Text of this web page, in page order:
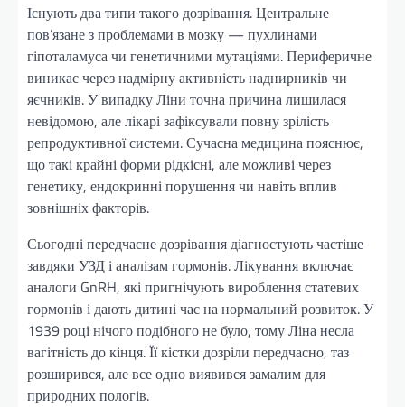
Існують два типи такого дозрівання. Центральне
пов’язане з проблемами в мозку — пухлинами
гіпоталамуса чи генетичними мутаціями. Периферичне
виникає через надмірну активність наднирників чи
яєчників. У випадку Ліни точна причина лишилася
невідомою, але лікарі зафіксували повну зрілість
репродуктивної системи. Сучасна медицина пояснює,
що такі крайні форми рідкісні, але можливі через
генетику, ендокринні порушення чи навіть вплив
зовнішніх факторів.
Сьогодні передчасне дозрівання діагностують частіше
завдяки УЗД і аналізам гормонів. Лікування включає
аналоги GnRH, які пригнічують вироблення статевих
гормонів і дають дитині час на нормальний розвиток. У
1939 році нічого подібного не було, тому Ліна несла
вагітність до кінця. Її кістки дозріли передчасно, таз
розширився, але все одно виявився замалим для
природних пологів.